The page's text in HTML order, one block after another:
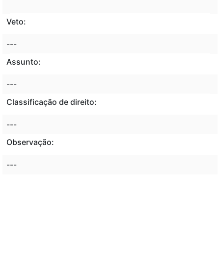
Veto:
---
Assunto:
---
Classificação de direito:
---
Observação:
---